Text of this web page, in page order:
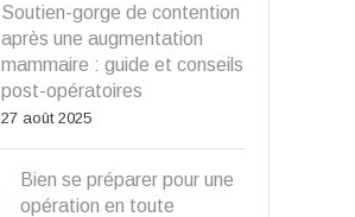
Soutien-gorge de contention
après une augmentation
mammaire : guide et conseils
post-opératoires
27 août 2025
Bien se préparer pour une
opération en toute